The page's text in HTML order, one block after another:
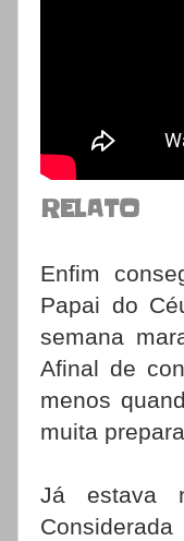
RELATO
Enfim
Papai do
semana
Afinal de
menos
muita
Já estava